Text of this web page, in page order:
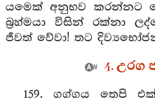
යමෙක් අනුභව කරන්නට
බ්‍රහ්මයා විසින් රක්නා
ජීවත් වේවා! තට
4. උරග
159. ගග්ගය තෙපි